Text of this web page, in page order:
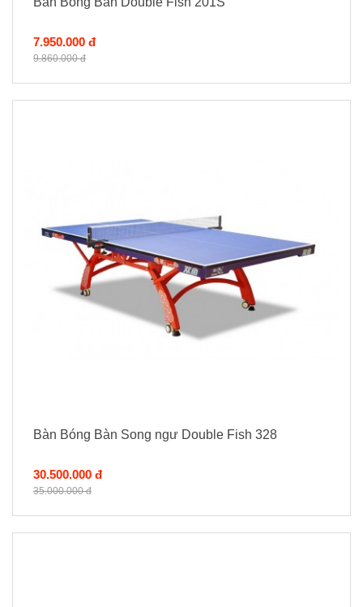
7.950.000 đ
9.860.000 đ
Bàn Bóng Bàn Song ngư Double Fish 328
30.500.000 đ
35.000.000 đ